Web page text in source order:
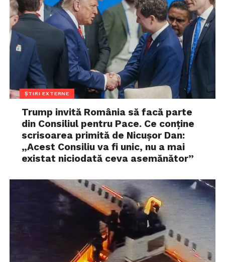
ȘTIRI EXTERNE
Trump invită România să facă parte
din Consiliul pentru Pace. Ce conține
scrisoarea primită de Nicușor Dan:
„Acest Consiliu va fi unic, nu a mai
existat niciodată ceva asemănător”